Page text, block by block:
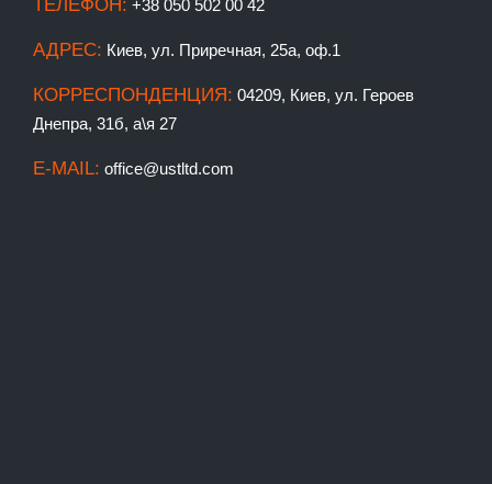
ТЕЛЕФОН: +38 050 502 00 42
АДРЕС: Киев, ул. Приречная, 25а, оф.1
КОРРЕСПОНДЕНЦИЯ: 04209, Киев, ул. Героев
Днепра, 31б, а\я 27
E-MAIL: office@ustltd.com